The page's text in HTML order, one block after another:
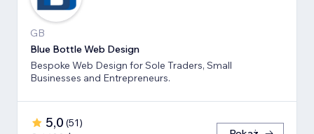
GB
Blue Bottle Web Design
Bespoke Web Design for Sole Traders, Small
Businesses and Entrepreneurs.
5,0 (51)